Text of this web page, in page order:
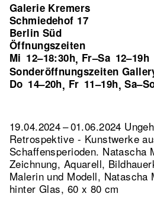
Galerie Kremers
Schmiedehof 17
Berlin Süd
Öffnungszeiten
Mi 12–18:30h, Fr–Sa 12–19h
Sonderöffnungszeiten
Do 14–20h, Fr 11–19h,
19.04.2024 – 01.06.2024
Retrospektive - Kunstwerke
Schaffensperioden. Natascha
Zeichnung, Aquarell,
Malerin und Modell, Natascha
hinter Glas, 60 x 80 cm